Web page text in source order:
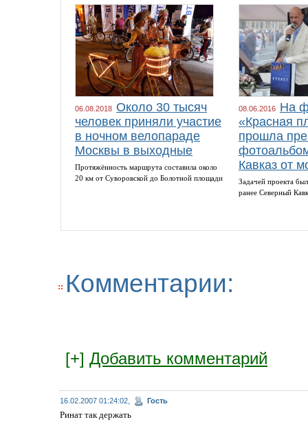
06.08.2018 Около 30 тысяч
человек приняли участие
в ночном велопараде
Москвы в выходные
Протяжённость маршрута составила около
20 км от Суворовской до Болотной площади
08.06.2016 На
«Красная
прошла
Кавказ от
Задачей проекта
ранее Северный
Комментарии:
[+] Добавить комментарий
16.02.2007 01:24:02, Гость
Ринат так держать